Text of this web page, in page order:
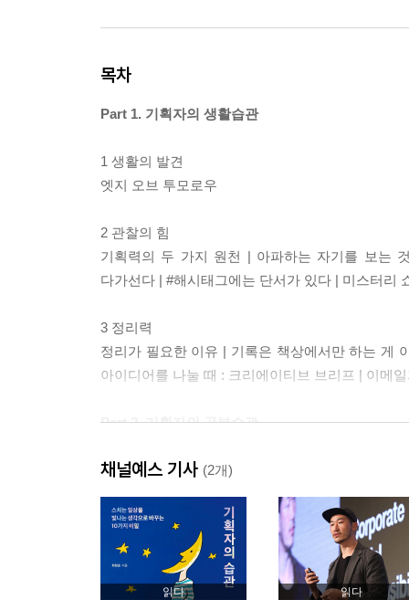
목차
Part 1. 기획자의 생활습관
1 생활의 발견
엣지 오브 투모로우
2 관찰의 힘
기획력의 두 가지 원천 | 아파하는 자기를 보는
다가선다 | #해시태그에는 단서가 있다 | 미스터리
3 정리력
정리가 필요한 이유 | 기록은 책상에서만 하는 게
아이디어를 나눌 때 : 크리에이티브 브리프 | 이메
Part 2. 기획자의 공부습관
4 공부는 노력이다
그래서 외국어가 중요하다 | 낙타와 사자와 어린아
5 讀, 나의 독서 이론
‘남아수독오거서’라는 신화 | 제대로 된 한 권에
필요하다 | 좋은 책은 일단 사둔다
채널예스 기사 (2개)
읽다 읽다